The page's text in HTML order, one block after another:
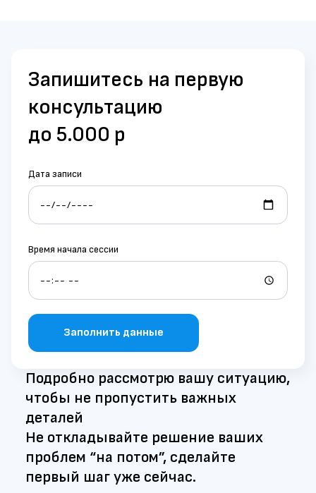
Запишитесь на первую
консультацию
до 5.000 р
Дата записи
Время начала сессии
Заполнить данные
Подробно рассмотрю вашу ситуацию,
чтобы не пропустить важных
деталей
Не откладывайте решение ваших
проблем “на потом”, сделайте
первый шаг уже сейчас.